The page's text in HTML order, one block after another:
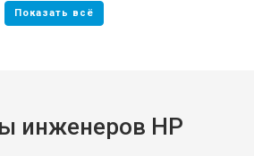
инженеров HP